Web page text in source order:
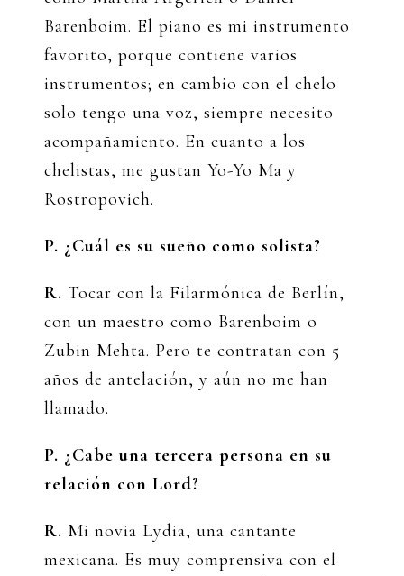
Barenboim. El piano es mi instrumento
favorito, porque contiene varios
instrumentos; en cambio con el chelo
solo tengo una voz, siempre necesito
acompañamiento. En cuanto a los
chelistas, me gustan Yo-Yo Ma y
Rostropovich.
P. ¿Cuál es su sueño como solista?
R. Tocar con la Filarmónica de Berlín,
con un maestro como Barenboim o
Zubin Mehta. Pero te contratan con 5
años de antelación, y aún no me han
llamado.
P. ¿Cabe una tercera persona en su
relación con Lord?
R. Mi novia Lydia, una cantante
mexicana. Es muy comprensiva con el